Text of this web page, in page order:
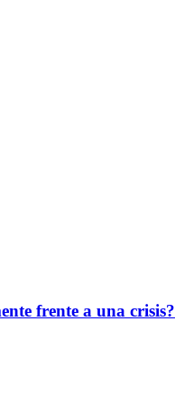
frente a una crisis?